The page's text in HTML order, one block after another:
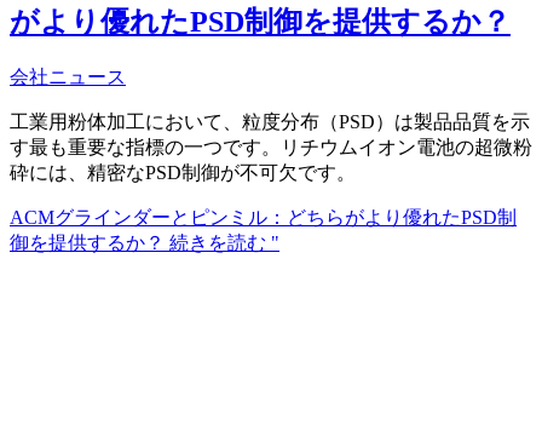
がより優れたPSD制御を提供するか？
会社ニュース
工業用粉体加工において、粒度分布（PSD）は製品品質を示
す最も重要な指標の一つです。リチウムイオン電池の超微粉
砕には、精密なPSD制御が不可欠です。
ACMグラインダーとピンミル：どちらがより優れたPSD制
御を提供するか？ 続きを読む "